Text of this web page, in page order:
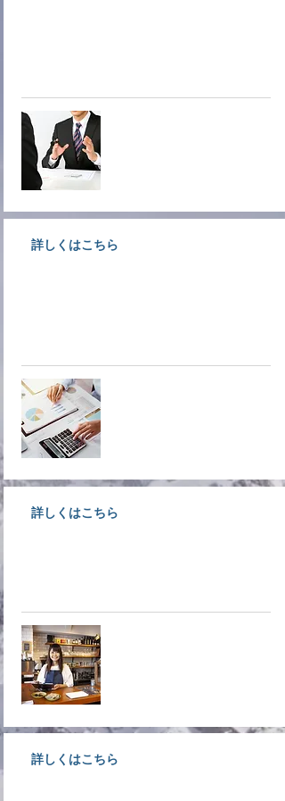
詳しくはこちら
詳しくはこちら
詳しくはこちら